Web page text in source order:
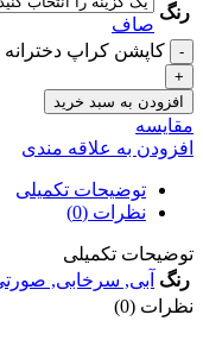
رنگ
صاف
کاپشن کراپ
افزودن به سبد خرید
مقايسه
افزودن به علاقه مندی
توضیحات تکمیلی
نظرات (0)
توضیحات تکمیلی
رنگ آبی, سرخابی,
نظرات (0)